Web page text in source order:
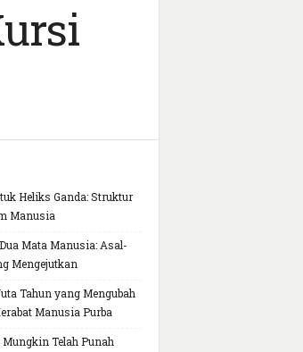
Heliks Ganda: Struktur
Manusia
Mata Manusia: Asal-
Mengejutkan
Tahun yang Mengubah
Manusia Purba
Telah Punah